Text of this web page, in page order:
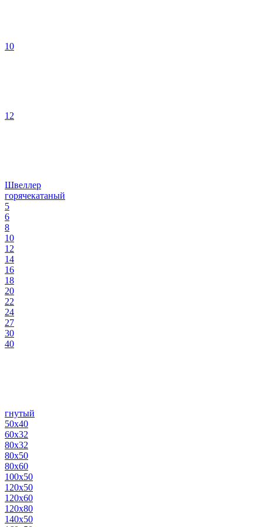
10
12
Швеллер
горячекатаный
5
6
8
10
12
14
16
18
20
22
24
27
30
40
гнутый
50х40
60х32
80х32
80х50
80х60
100х50
120х50
120х60
120х80
140х50